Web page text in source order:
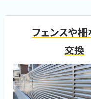
フェンスや
交換